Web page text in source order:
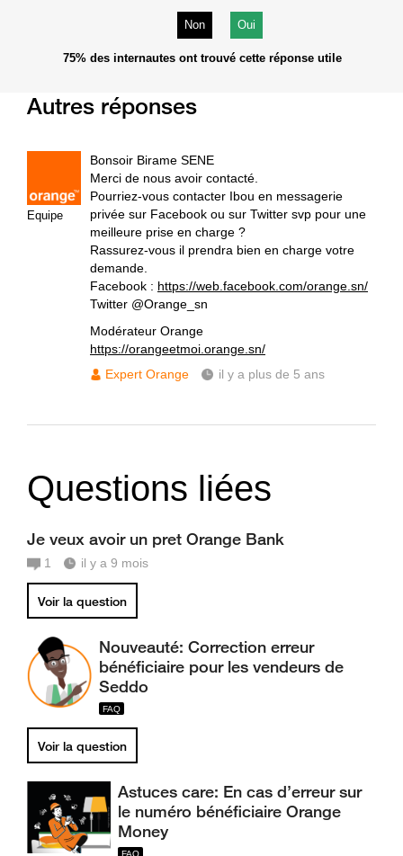
Non Oui
75% des internautes ont trouvé cette réponse utile
Autres réponses
Equipe
Bonsoir Birame SENE
Merci de nous avoir contacté.
Pourriez-vous contacter Ibou en messagerie
privée sur Facebook ou sur Twitter svp pour une
meilleure prise en charge ?
Rassurez-vous il prendra bien en charge votre
demande.
Facebook : https://web.facebook.com/orange.sn/
Twitter @Orange_sn
Modérateur Orange
https://orangeetmoi.orange.sn/
Expert Orange
il y a plus de 5 ans
Questions liées
Je veux avoir un pret Orange Bank
1 il y a 9 mois
Voir la question
Nouveauté: Correction erreur
bénéficiaire pour les vendeurs de
Seddo
Voir la question
Astuces care: En cas d’erreur sur
le numéro bénéficiaire Orange
Money